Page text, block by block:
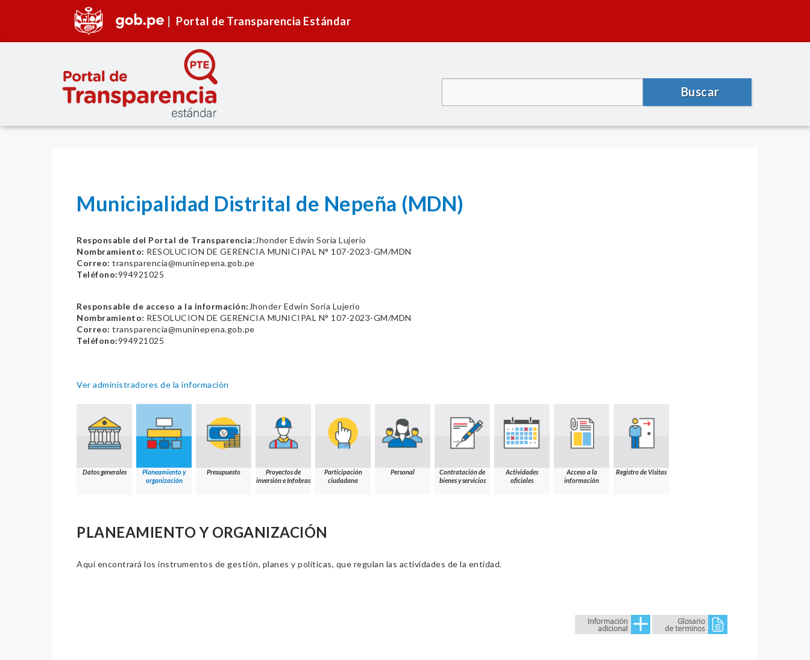
Portal de Transparencia Estándar
Buscar
Municipalidad Distrital de Nepeña (MDN)
Responsable del Portal de Transparencia: Jhonder Edwin Soria Lujerio
Nombramiento: RESOLUCION DE GERENCIA MUNICIPAL N° 107-2023-GM/MDN
Correo: transparencia@muninepena.gob.pe
Teléfono:994921025
Responsable de acceso a la información: Jhonder Edwin Soria Lujerio
Nombramiento: RESOLUCION DE GERENCIA MUNICIPAL N° 107-2023-GM/MDN
Correo: transparencia@muninepena.gob.pe
Teléfono:994921025
Ver administradores de la información
Datos generales
Planeamiento y
organización
Presupuesto
Proyectos de
inversión e Infobras
Participación
ciudadana
Personal
Contratación de
bienes y servicios
Actividades
oficiales
Acceso a la
información
Registro de Visitas
PLANEAMIENTO Y ORGANIZACIÓN
Aquí encontrará los instrumentos de gestión, planes y políticas, que regulan las actividades de la entidad.